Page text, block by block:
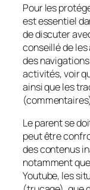
Pour les
est essentiel
de discuter
conseillé de
des
activités, voir
ainsi que les
Le parent se
peut être
des contenus
notamment
Youtube, les